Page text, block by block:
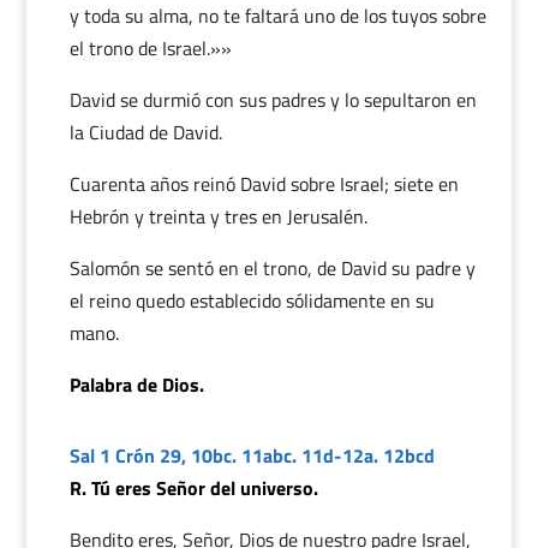
y toda su alma, no te faltará uno de los tuyos sobre
el trono de Israel.»»
David se durmió con sus padres y lo sepultaron en
la Ciudad de David.
Cuarenta años reinó David sobre Israel; siete en
Hebrón y treinta y tres en Jerusalén.
Salomón se sentó en el trono, de David su padre y
el reino quedo establecido sólidamente en su
mano.
Palabra de Dios.
Sal 1 Crón 29, 10bc. 11abc. 11d-12a. 12bcd
R. Tú eres Señor del universo.
Bendito eres, Señor, Dios de nuestro padre Israel,